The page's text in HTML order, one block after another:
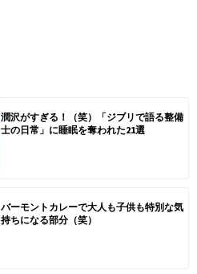
潤沢がすぎる！（笑）「ジブリで語る整備
士の日常」に睡眠を奪われた21選
バーモントカレーで大人も子供も特別な気
持ちになる部分（笑）